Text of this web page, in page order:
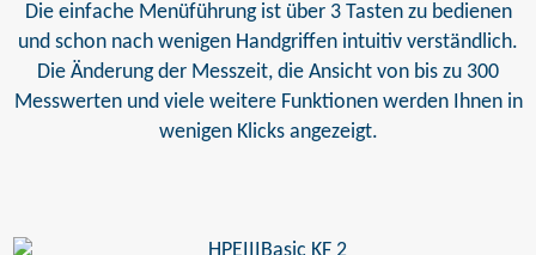
Die einfache Menüführung ist über 3 Tasten zu bedienen
und schon nach wenigen Handgriffen intuitiv verständlich.
Die Änderung der Messzeit, die Ansicht von bis zu 300
Messwerten und viele weitere Funktionen werden Ihnen in
wenigen Klicks angezeigt.